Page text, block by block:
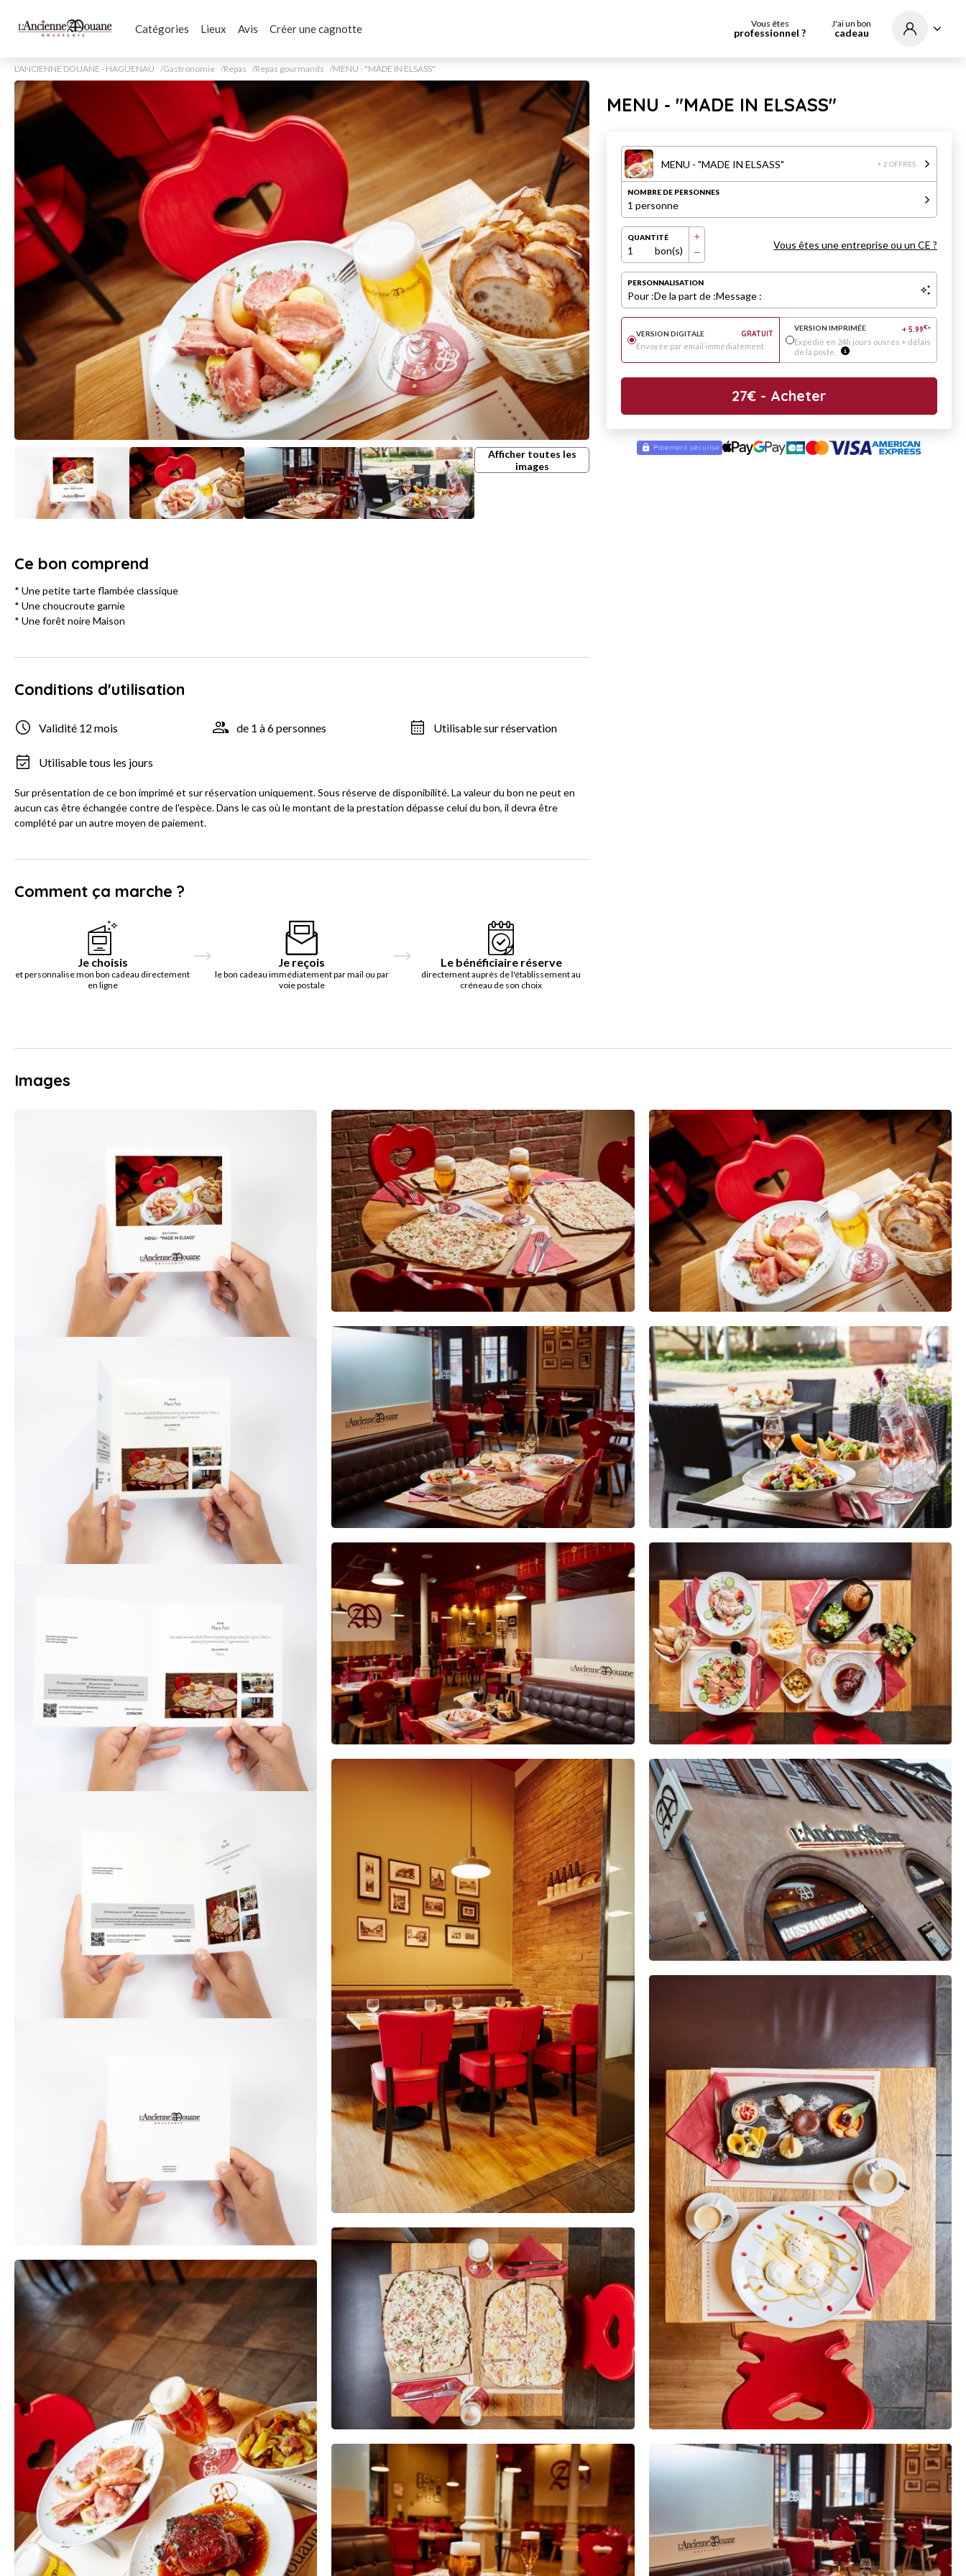
Catégories Lieux Avis Créer une cagnotte Vous êtes
professionnel ?
J'ai un bon
cadeau
L'ANCIENNE DOUANE - HAGUENAU Gastronomie Repas Repas gourmands MENU - "MADE IN ELSASS"
Afficher toutes les
images
MENU - "MADE IN ELSASS"
MENU - "MADE IN ELSASS" + 2 OFFRES
NOMBRE DE PERSONNES
1 personne
QUANTITÉ
1 bon(s) Vous êtes une entreprise ou un CE ?
PERSONNALISATION
Pour :De la part de :Message :
VERSION DIGITALE
GRATUIT
Envoyée par email immédiatement
VERSION IMPRIMÉE + 5.99€*
Expédié en 24h jours ouvrés + délais
de la poste.
27€ - Acheter
Ce bon comprend
* Une petite tarte flambée classique
* Une choucroute garnie
* Une forêt noire Maison
Conditions d'utilisation
Validité 12 mois de 1 à 6 personnes Utilisable sur réservation
Utilisable tous les jours
Sur présentation de ce bon imprimé et sur réservation uniquement. Sous réserve de disponibilité. La valeur du bon ne peut en
aucun cas être échangée contre de l'espèce. Dans le cas où le montant de la prestation dépasse celui du bon, il devra être
complété par un autre moyen de paiement.
Comment ça marche ?
Je choisis
et personnalise mon bon cadeau directement
en ligne
Je reçois
le bon cadeau immédiatement par mail ou par
voie postale
Le bénéficiaire réserve
directement auprès de l'établissement au
créneau de son choix
Images